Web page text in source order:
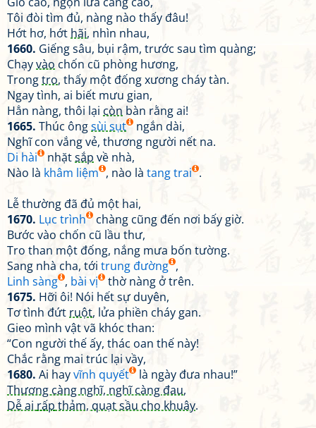
Tôi đòi tìm đủ, nàng nào thấy đâu!
Hớt hơ, hớt hãi, nhìn nhau,
1660. Giếng sâu, bụi rậm, trước sau tìm quàng;
Chạyvào chốn cũ phòng hương,
Trongtro, thấy một đống xương cháy tàn.
Ngay tình, ai biết mưu gian,
Hẳn nàng, thôi lại còn bàn rằng ai!
1665. Thúc ôngsùi sụt
ngắn dài,
Nghĩ con vắng vẻ, thương người nết na.
Di hài
nhặtsắp về nhà,
Nào là khâm liệm , nào là tang trai .
Lễ thường đã đủ một hai,
1670. Lục trình
chàng cũng đến nơi bấy giờ.
Bước vào chốn cũ lầu thư,
Tro than một đống, nắng mưa bốn tường.
Sang nhà cha, tới trung đường ,
Linh sàng , bài vị
thờ nàng ở trên.
1675. Hỡi ôi! Nói hết sự duyên,
Tơ tình đứt ruột, lửa phiền cháy gan.
Gieo mình vật vã khóc than:
“Con người thế ấy, thác oan thế này!
Chắc rằng mai trúc lại vầy,
1680. Ai hayvĩnh quyết
là ngày đưa nhau!”
Thương càng nghĩ, nghĩ càng đau,
Dễ ai rấp thảm, quạt sầu cho khuây.